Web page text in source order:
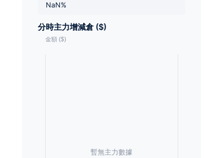
NaN%
分時主力增減倉 ($)
暫無主力數據